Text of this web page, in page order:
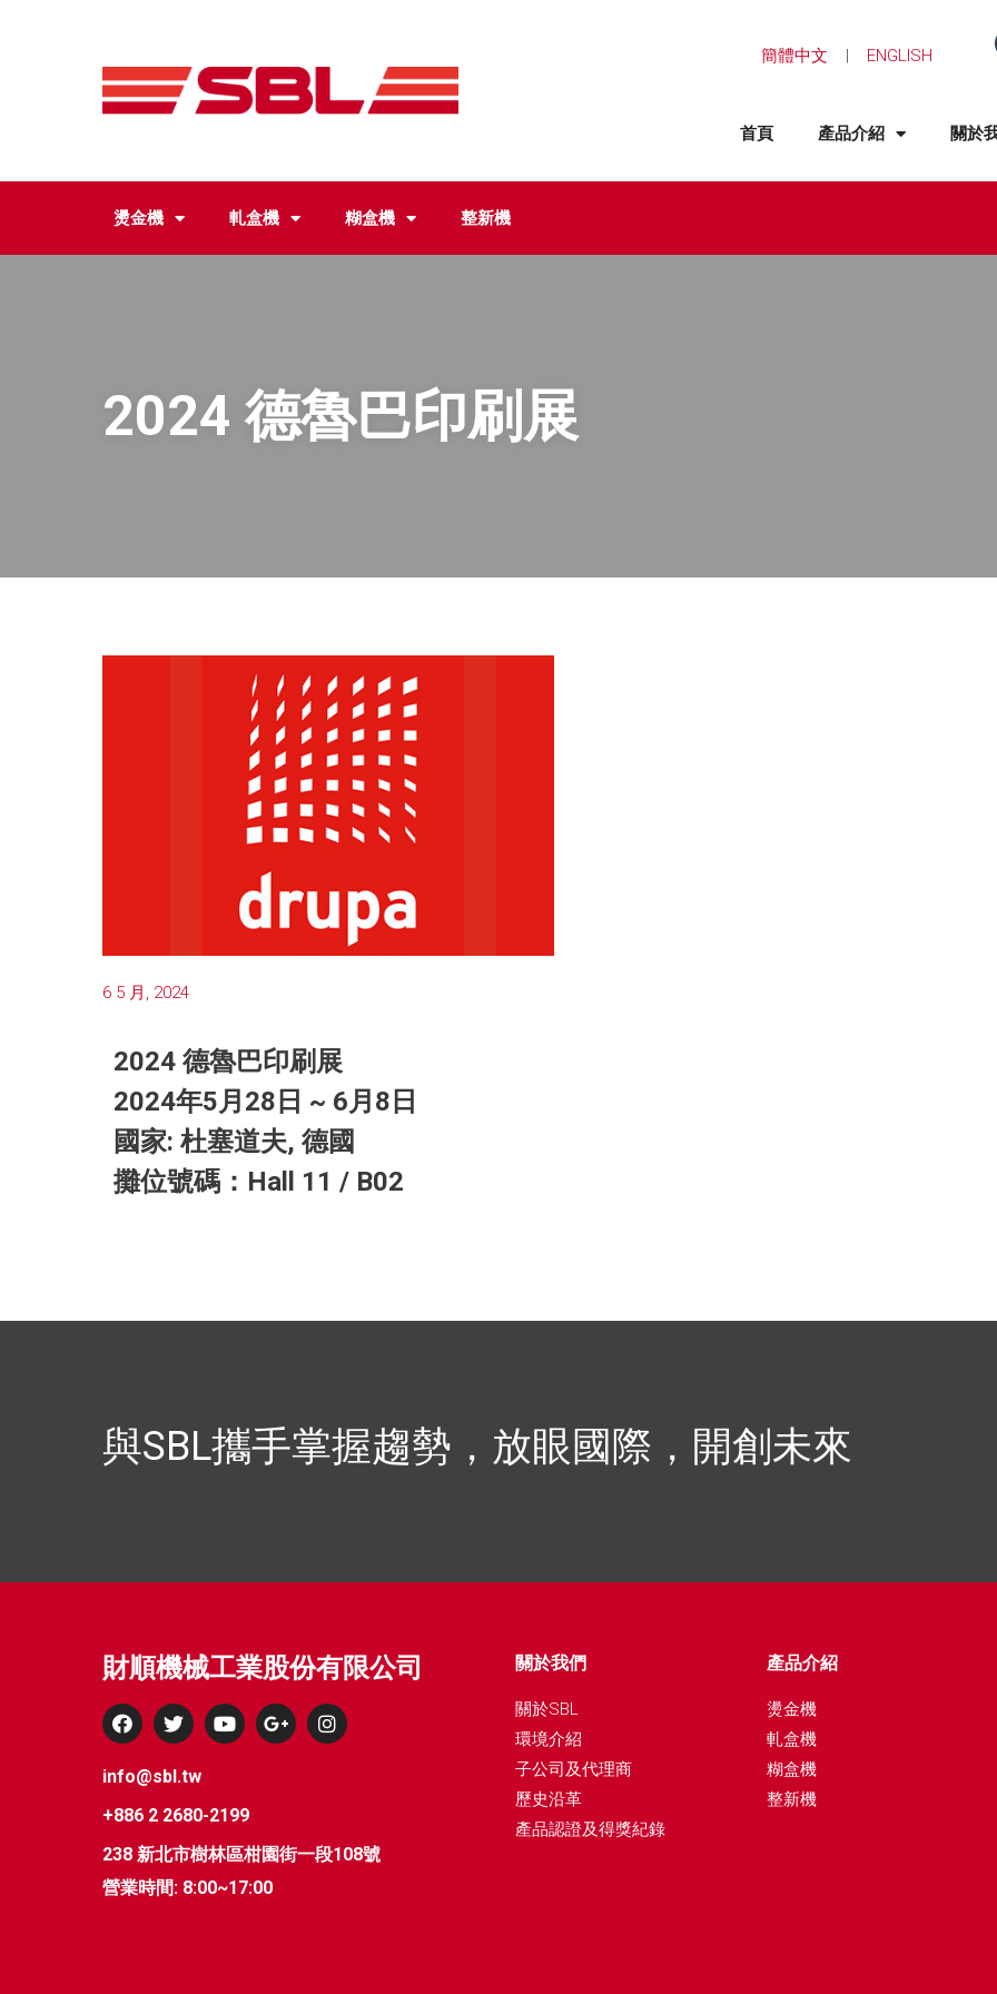
簡體中文 | ENGLISH
首頁 產品介紹 關於
燙金機 軋盒機 糊盒機 整新機
2024 德魯巴印刷展
6 5 月, 2024
2024 德魯巴印刷展
2024年5月28日 ~ 6月8日
國家: 杜塞道夫, 德國
攤位號碼：Hall 11 / B02
與SBL攜手掌握趨勢，放眼國際，開創未來
財順機械工業股份有限公司
info@sbl.tw
+886 2 2680-2199
238 新北市樹林區柑園街一段108號
營業時間: 8:00~17:00
關於我們
關於SBL
環境介紹
子公司及代理商
歷史沿革
產品認證及得獎紀錄
產品介紹
燙金機
軋盒機
糊盒機
整新機